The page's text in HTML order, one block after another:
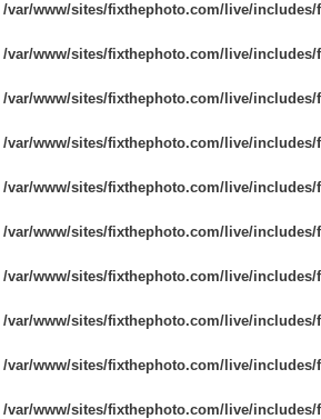
/var/www/sites/fixthephoto.com/live/
/var/www/sites/fixthephoto.com/live/
/var/www/sites/fixthephoto.com/live/
/var/www/sites/fixthephoto.com/live/
/var/www/sites/fixthephoto.com/live/
/var/www/sites/fixthephoto.com/live/
/var/www/sites/fixthephoto.com/live/
/var/www/sites/fixthephoto.com/live/
/var/www/sites/fixthephoto.com/live/
/var/www/sites/fixthephoto.com/live/